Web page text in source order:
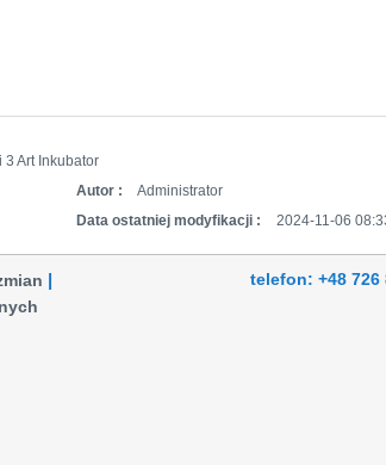
3 Art Inkubator
Autor :
Administrator
Data ostatniej modyfikacji :
2024-11-06
telefon: +48 726